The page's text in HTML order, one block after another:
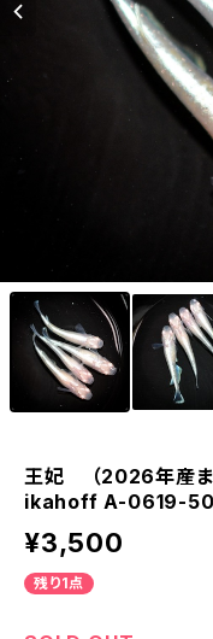
王妃 （2026年産ま
ikahoff A-0619-
¥3,500
残り1点